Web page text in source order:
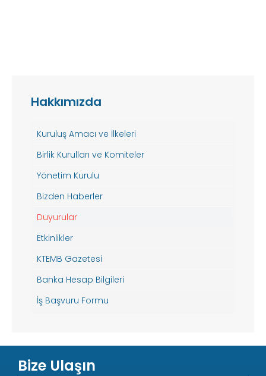
Hakkımızda
Kuruluş Amacı ve İlkeleri
Birlik Kurulları ve Komiteler
Yönetim Kurulu
Bizden Haberler
Duyurular
Etkinlikler
KTEMB Gazetesi
Banka Hesap Bilgileri
İş Başvuru Formu
Bize Ulaşın